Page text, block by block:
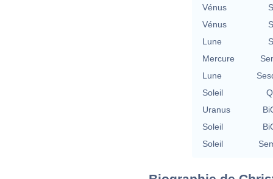
Vénus
Vénus
Lune
Mercure
Lune
Soleil
Uranus
Soleil
Soleil